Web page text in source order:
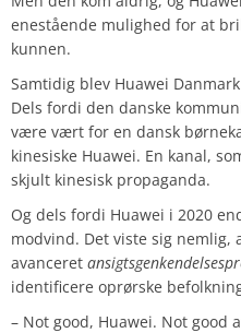
enestående mulighed for at
kunnen.
Samtidig blev Huawei
Dels fordi den danske
være vært for en dansk
kinesiske Huawei. En kanal,
skjult kinesisk propaganda.
Og dels fordi Huawei i 2020
modvind. Det viste sig nemlig,
avanceret
identificere oprørske
– Not good, Huawei. Not good